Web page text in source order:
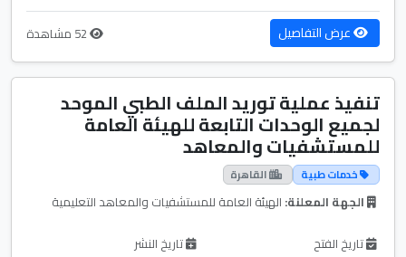
عرض التفاصيل
تنفيذ عملية توريد الملف الطبي الموحد
لجميع الوحدات التابعة للهيئة العامة
للمستشفيات والمعاهد
خدمات طبية القاهرة
الجهة المعلنة: الهيئة العامة للمستشفيات والمعاهد التعليمية
تاريخ الفتح
تاريخ النشر